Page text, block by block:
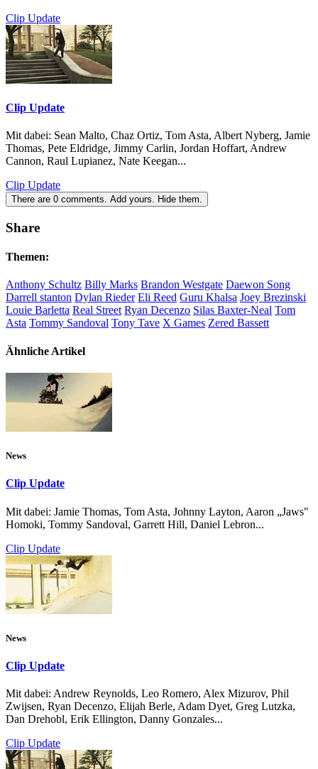
Clip Update
Clip Update
Mit dabei: Sean Malto, Chaz Ortiz, Tom Asta, Albert Nyberg, Jamie
Thomas, Pete Eldridge, Jimmy Carlin, Jordan Hoffart, Andrew
Cannon, Raul Lupianez, Nate Keegan...
Clip Update
There are 0 comments. Add yours. Hide them.
Share
Themen:
Anthony Schultz Billy Marks Brandon Westgate Daewon Song
Darrell stanton Dylan Rieder Eli Reed Guru Khalsa Joey Brezinski
Louie Barletta Real Street Ryan Decenzo Silas Baxter-Neal Tom
Asta Tommy Sandoval Tony Tave X Games Zered Bassett
Ähnliche Artikel
News
Clip Update
Mit dabei: Jamie Thomas, Tom Asta, Johnny Layton, Aaron „Jaws"
Homoki, Tommy Sandoval, Garrett Hill, Daniel Lebron...
Clip Update
News
Clip Update
Mit dabei: Andrew Reynolds, Leo Romero, Alex Mizurov, Phil
Zwijsen, Ryan Decenzo, Elijah Berle, Adam Dyet, Greg Lutzka,
Dan Drehobl, Erik Ellington, Danny Gonzales...
Clip Update